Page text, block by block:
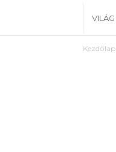
VILÁG
Kezdőlap